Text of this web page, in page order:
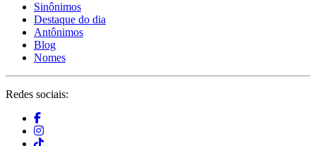
Sinônimos
Destaque do dia
Antônimos
Blog
Nomes
Redes sociais: